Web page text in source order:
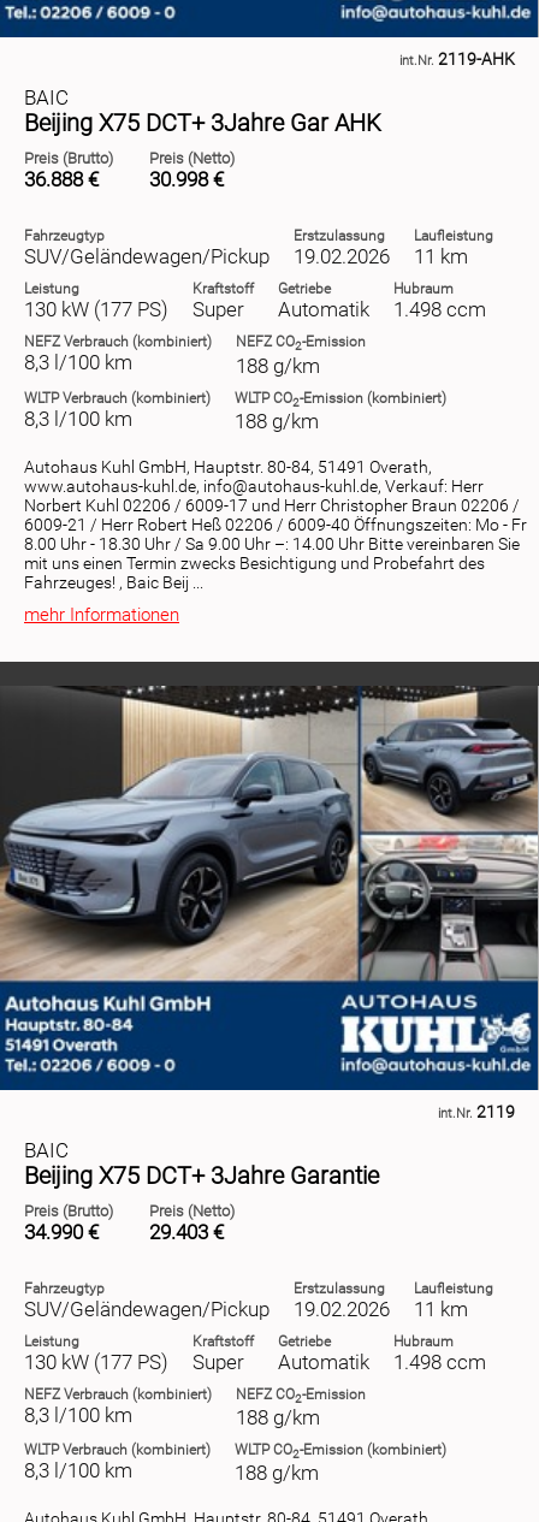
int.Nr. 2119-AHK
BAIC
Beijing X75 DCT+ 3Jahre Gar AHK
Preis (Brutto)
36.888 €
Preis (Netto)
30.998 €
Fahrzeugtyp
SUV/Geländewagen/Pickup
Erstzulassung
19.02.2026
Laufleistung
11 km
Leistung
130 kW (177 PS)
Kraftstoff
Super
Getriebe
Automatik
Hubraum
1.498 ccm
NEFZVerbrauch (kombiniert)
8,3 l/100 km
NEFZCO2-Emission
188 g/km
WLTPVerbrauch (kombiniert)
8,3 l/100 km
WLTPCO2-Emission (kombiniert)
188 g/km
Autohaus Kuhl GmbH, Hauptstr. 80-84, 51491 Overath,
www.autohaus-kuhl.de, info@autohaus-kuhl.de, Verkauf: Herr
Norbert Kuhl 02206 / 6009-17 und Herr Christopher Braun 02206 /
6009-21 / Herr Robert Heß 02206 / 6009-40 Öffnungszeiten: Mo - Fr
8.00 Uhr - 18.30 Uhr / Sa 9.00 Uhr –: 14.00 Uhr Bitte vereinbaren Sie
mit uns einen Termin zwecks Besichtigung und Probefahrt des
Fahrzeuges! , Baic Beij ...
mehr Informationen
int.Nr. 2119
BAIC
Beijing X75 DCT+ 3Jahre Garantie
Preis (Brutto)
34.990 €
Preis (Netto)
29.403 €
Fahrzeugtyp
SUV/Geländewagen/Pickup
Erstzulassung
19.02.2026
Laufleistung
11 km
Leistung
130 kW (177 PS)
Kraftstoff
Super
Getriebe
Automatik
Hubraum
1.498 ccm
NEFZ Verbrauch (kombiniert)
8,3 l/100 km
NEFZ CO2-Emission
188 g/km
WLTPVerbrauch (kombiniert)
8,3 l/100 km
WLTPCO2-Emission (kombiniert)
188 g/km